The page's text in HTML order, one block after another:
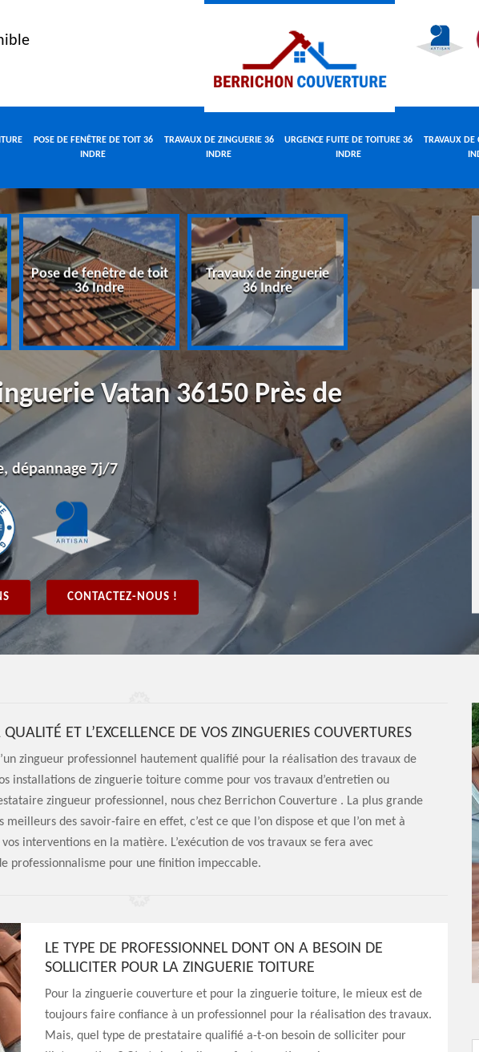
POSE DE FENÊTRE DE TOIT 36
INDRE
TRAVAUX DE ZINGUERIE 36
INDRE
URGENCE FUITE DE TOITURE 36
INDRE
TRAVAUX DE
Pose de fenêtre de toit
36 Indre
Travaux de zinguerie
36 Indre
Urgence fuite de
toiture 36
Vatan 36150 Près de
dépannage 7j/7
CONTACTEZ-NOUS !
ET L’EXCELLENCE DE VOS ZINGUERIES COUVERTURES
zingueur professionnel hautement qualifié pour la réalisation des travaux de
installations de zinguerie toiture comme pour vos travaux d’entretien ou
zingueur professionnel, nous chez Berrichon Couverture . La plus grande
des savoir-faire en effet, c’est ce que l’on dispose et que l’on met à
interventions en la matière. L’exécution de vos travaux se fera avec
professionnalisme pour une finition impeccable.
LE TYPE DE PROFESSIONNEL DONT ON A BESOIN DE
SOLLICITER POUR LA ZINGUERIE TOITURE
Pour la zinguerie couverture et pour la zinguerie toiture, le mieux est de
toujours faire confiance à un professionnel pour la réalisation des travaux.
Mais, quel type de prestataire qualifié a-t-on besoin de solliciter pour